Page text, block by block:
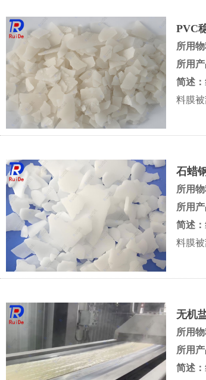
PVC
所用物
所用产
简述：
料膜
石蜡
所用物
所用产
简述：
料膜
无机
所用物
所用产
简述：